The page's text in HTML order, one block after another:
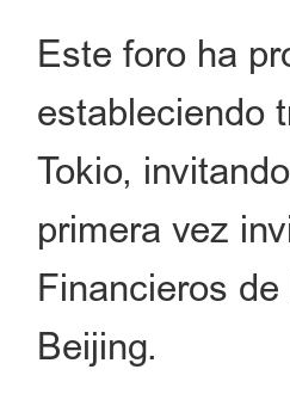
Este foro ha
estableciendo
Tokio,
primera vez
Financieros
Beijing.